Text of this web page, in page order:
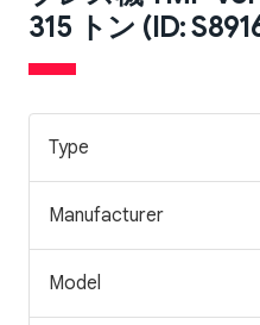
315 トン (ID:
Type
Manufacturer
Model